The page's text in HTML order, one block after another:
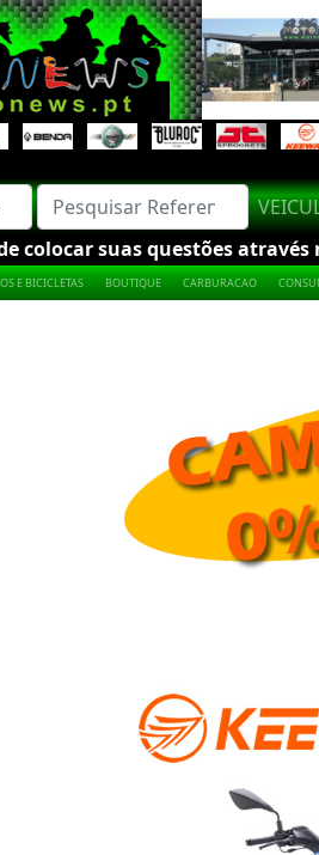
colocar suas questões
E BICICLETAS BOUTIQUE CARBURACAO